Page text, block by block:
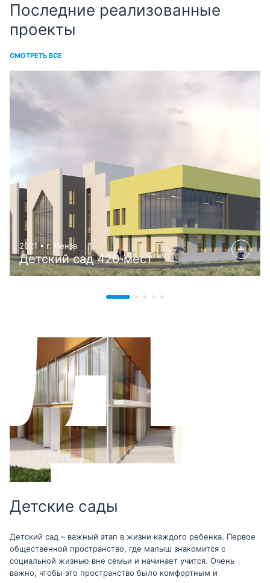
Последние реализованные
проекты
СМОТРЕТЬ ВСЕ
2021 • г. Пенза
Детский сад 420 мест
Детские сады
Детский сад – важный этап в жизни каждого ребенка. Первое
общественной пространство, где малыш знакомится с
социальной жизнью вне семьи и начинает учится. Очень
важно, чтобы это пространство было комфортным и